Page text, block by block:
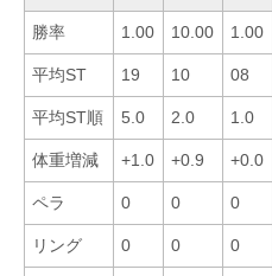
勝率 1.00 10.00 1.00
平均ST 19 10 08
平均ST順 5.0 2.0 1.0
体重増減 +1.0 +0.9 +0.0
ペラ 0 0 0
リング 0 0 0